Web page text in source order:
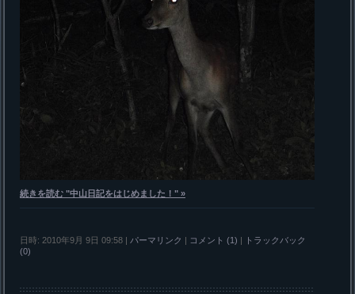
続きを読む "中山日記をはじめました！" »
日時: 2010年9月 9日 09:58 | パーマリンク | コメント (1) |
トラックバック
(0)